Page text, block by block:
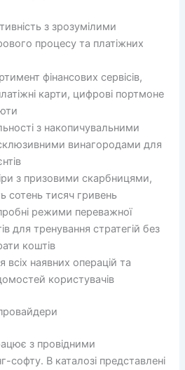
з зрозумілими
процесу та платіжних
фінансових сервісів,
карти, цифрові портмоне
з накопичувальними
винагородами для
з призовими скарбницями,
сотень тисяч гривень
режими переважної
для тренування стратегій без
коштів
всіх наявних операцій та
користувачів
з провідними
софту. В каталозі представлені